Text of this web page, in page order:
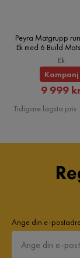
Ytterligare
Peyra Matgrupp
Ek med 6 Build
Ek
Kampanj
Pris
9 999
Tidigare lägsta pris
Ange din e-